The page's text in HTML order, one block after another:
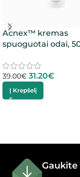
Acnex™ kremas
spuoguotai odai,
39.00€ 31.20€
Į Krepšelį
Gaukite